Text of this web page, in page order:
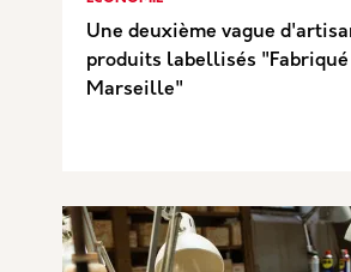
Une deuxième vague
produits labellisés "Fabriqué
Marseille"